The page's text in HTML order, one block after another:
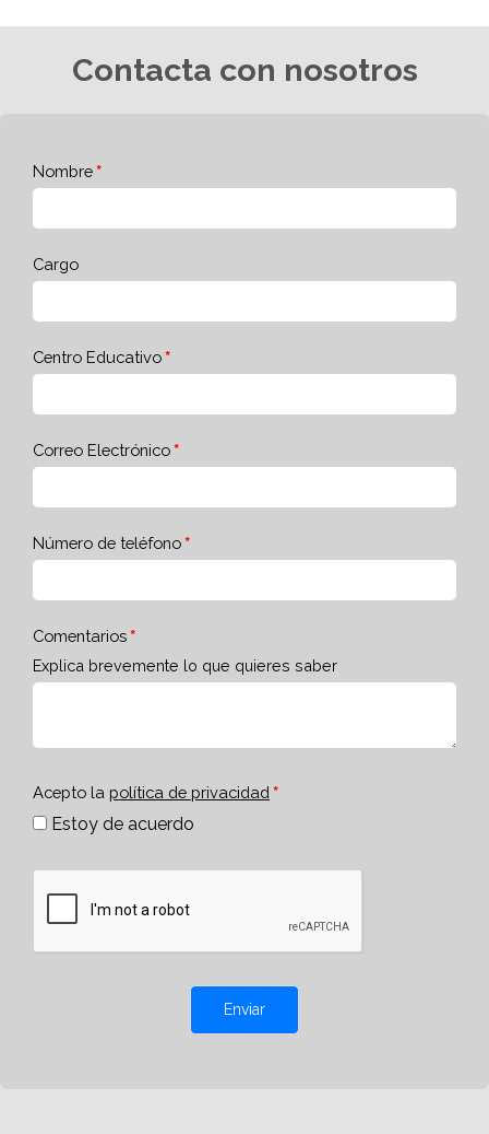
Contacta con nosotros
Nombre
Cargo
Centro Educativo
Correo Electrónico
Número de teléfono
Comentarios
Explica brevemente lo que quieres saber
Acepto la política de privacidad
Estoy de acuerdo
Enviar